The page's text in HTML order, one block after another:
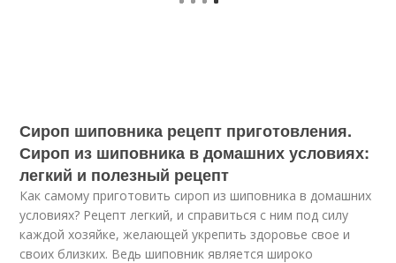
Сироп шиповника рецепт приготовления.
Сироп из шиповника в домашних условиях:
легкий и полезный рецепт
Как самому приготовить сироп из шиповника в домашних
условиях? Рецепт легкий, и справиться с ним под силу
каждой хозяйке, желающей укрепить здоровье свое и
своих близких. Ведь шиповник является широко